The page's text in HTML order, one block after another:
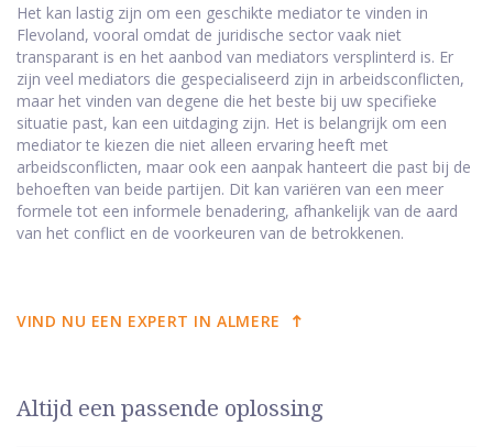
Het kan lastig zijn om een geschikte mediator te vinden in
Flevoland, vooral omdat de juridische sector vaak niet
transparant is en het aanbod van mediators versplinterd is. Er
zijn veel mediators die gespecialiseerd zijn in arbeidsconflicten,
maar het vinden van degene die het beste bij uw specifieke
situatie past, kan een uitdaging zijn. Het is belangrijk om een
mediator te kiezen die niet alleen ervaring heeft met
arbeidsconflicten, maar ook een aanpak hanteert die past bij de
behoeften van beide partijen. Dit kan variëren van een meer
formele tot een informele benadering, afhankelijk van de aard
van het conflict en de voorkeuren van de betrokkenen.
VIND NU EEN EXPERT IN ALMERE
Altijd een passende oplossing